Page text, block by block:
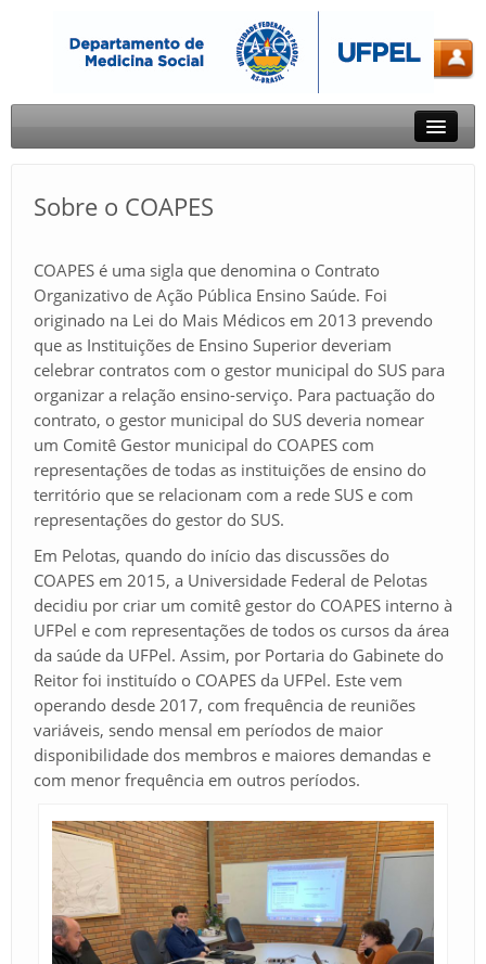
Docentes e Técnicos
Extensão
Pesquisa
Fale Conosco
Sobre o COAPES
COAPES é uma sigla que denomina o Contrato
Organizativo de Ação Pública Ensino Saúde. Foi
originado na Lei do Mais Médicos em 2013 prevendo
que as Instituições de Ensino Superior deveriam
celebrar contratos com o gestor municipal do SUS para
organizar a relação ensino-serviço. Para pactuação do
contrato, o gestor municipal do SUS deveria nomear
um Comitê Gestor municipal do COAPES com
representações de todas as instituições de ensino do
território que se relacionam com a rede SUS e com
representações do gestor do SUS.
Em Pelotas, quando do início das discussões do
COAPES em 2015, a Universidade Federal de Pelotas
decidiu por criar um comitê gestor do COAPES interno à
UFPel e com representações de todos os cursos da área
da saúde da UFPel. Assim, por Portaria do Gabinete do
Reitor foi instituído o COAPES da UFPel. Este vem
operando desde 2017, com frequência de reuniões
variáveis, sendo mensal em períodos de maior
disponibilidade dos membros e maiores demandas e
com menor frequência em outros períodos.